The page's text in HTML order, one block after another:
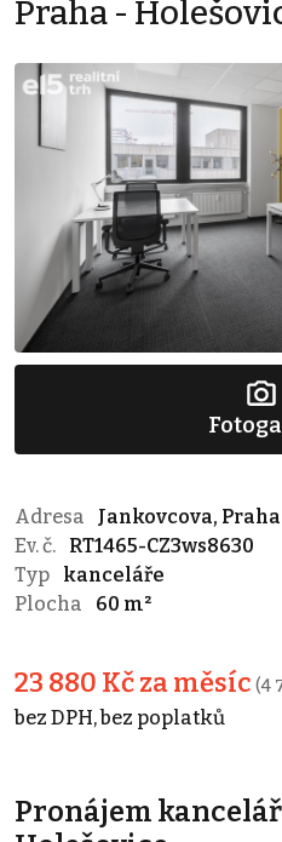
Praha -
Adresa
Jankovcova,
Ev. č.
RT1465-CZ3ws8630
Typ
kanceláře
Plocha
60 m²
23 880 Kč za měsíc (4
bez DPH, bez poplatků
Pronájem